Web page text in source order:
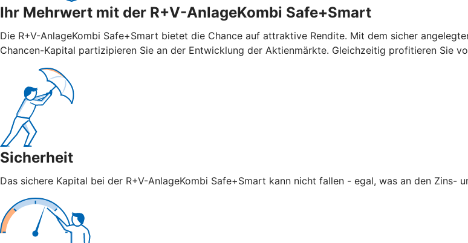
Ihr Mehrwert mit der R+V-AnlageKombi Safe+Smart
Die R+V-AnlageKombi Safe+Smart bietet die Chance auf attraktive Rendite. Mit dem sicher
Chancen-Kapital partizipieren Sie an der Entwicklung der Aktienmärkte. Gleichzeitig profitieren Sie
Sicherheit
Das sichere Kapital bei der R+V-AnlageKombi Safe+Smart kann nicht fallen - egal, was an den Zins-